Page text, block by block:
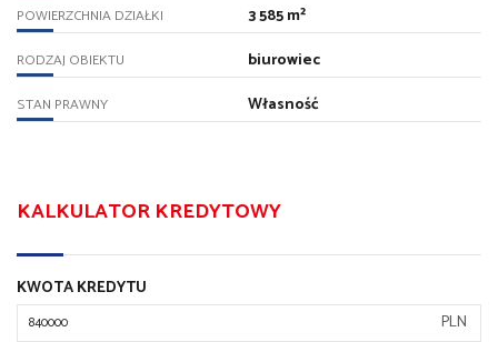
POWIERZCHNIA DZIAŁKI 3 585 m²
RODZAJ OBIEKTU biurowiec
STAN PRAWNY Własność
KALKULATOR KREDYTOWY
KWOTA KREDYTU
PLN